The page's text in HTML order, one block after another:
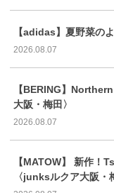
【adidas】夏野菜の
2026.08.07
【BERING】
大阪・梅田〉
2026.08.07
【MATOW】 新作！
〈junksルクア大阪・